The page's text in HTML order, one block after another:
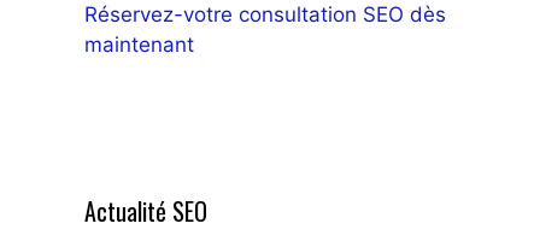
Réservez-votre consultation SEO dès
maintenant
Actualité SEO